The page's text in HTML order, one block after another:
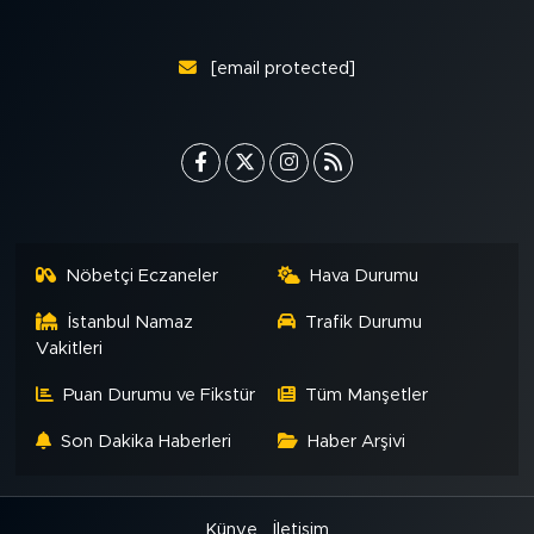
[email protected]
Nöbetçi Eczaneler Hava Durumu
İstanbul Namaz
Vakitleri
Trafik Durumu
Puan Durumu ve Fikstür Tüm Manşetler
Son Dakika Haberleri Haber Arşivi
Künye İletişim
FOTO GALERİ